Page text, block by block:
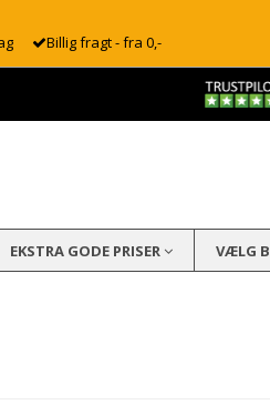
Billig fragt - fra 0,-
EKSTRA GODE PRISER VÆLG